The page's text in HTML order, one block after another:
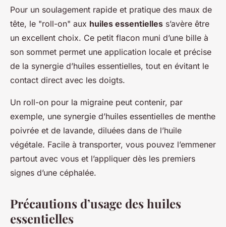
Pour un soulagement rapide et pratique des maux de
tête, le "roll-on" aux huiles essentielles s’avère être
un excellent choix. Ce petit flacon muni d’une bille à
son sommet permet une application locale et précise
de la synergie d’huiles essentielles, tout en évitant le
contact direct avec les doigts.
Un roll-on pour la migraine peut contenir, par
exemple, une synergie d’huiles essentielles de menthe
poivrée et de lavande, diluées dans de l’huile
végétale. Facile à transporter, vous pouvez l’emmener
partout avec vous et l’appliquer dès les premiers
signes d’une céphalée.
Précautions d’usage des huiles
essentielles